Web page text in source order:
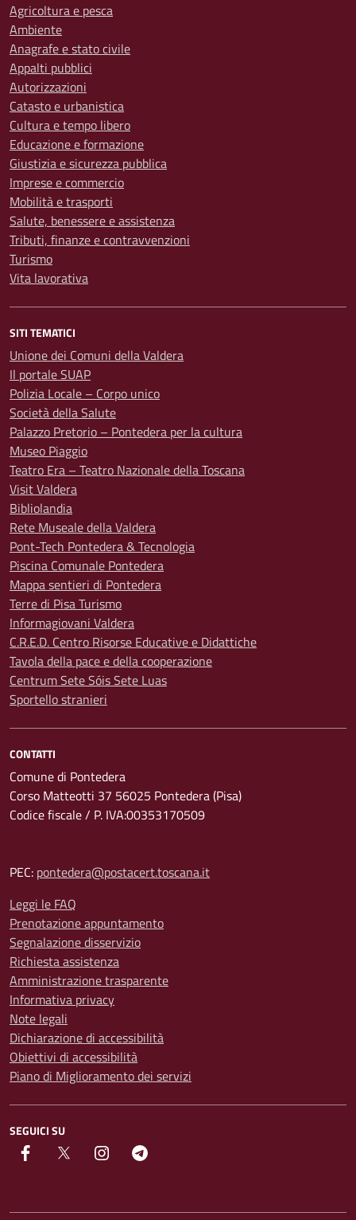
Agricoltura e pesca
Ambiente
Anagrafe e stato civile
Appalti pubblici
Autorizzazioni
Catasto e urbanistica
Cultura e tempo libero
Educazione e formazione
Giustizia e sicurezza pubblica
Imprese e commercio
Mobilità e trasporti
Salute, benessere e assistenza
Tributi, finanze e contravvenzioni
Turismo
Vita lavorativa
SITI TEMATICI
Unione dei Comuni della Valdera
Il portale SUAP
Polizia Locale – Corpo unico
Società della Salute
Palazzo Pretorio – Pontedera per la cultura
Museo Piaggio
Teatro Era – Teatro Nazionale della Toscana
Visit Valdera
Bibliolandia
Rete Museale della Valdera
Pont-Tech Pontedera & Tecnologia
Piscina Comunale Pontedera
Mappa sentieri di Pontedera
Terre di Pisa Turismo
Informagiovani Valdera
C.R.E.D. Centro Risorse Educative e Didattiche
Tavola della pace e della cooperazione
Centrum Sete Sóis Sete Luas
Sportello stranieri
CONTATTI
Comune di Pontedera
Corso Matteotti 37 56025 Pontedera (Pisa)
Codice fiscale / P. IVA:00353170509
PEC: pontedera@postacert.toscana.it
Leggi le FAQ
Prenotazione appuntamento
Segnalazione disservizio
Richiesta assistenza
Amministrazione trasparente
Informativa privacy
Note legali
Dichiarazione di accessibilità
Obiettivi di accessibilità
Piano di Miglioramento dei servizi
SEGUICI SU
facebook Twitter instagram